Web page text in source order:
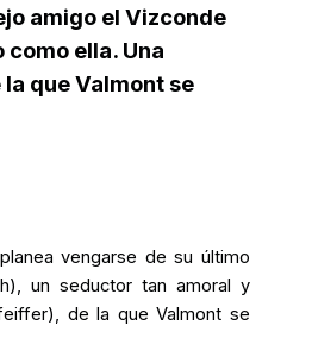
amigo el Vizconde
ella. Una
que Valmont se
vengarse de su último
un seductor tan amoral y
de la que Valmont se